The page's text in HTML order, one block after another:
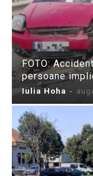
FOTO:
persoane
Iulia Hoha -